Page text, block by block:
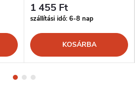
1 455 Ft
szállítási idő: 6-8 nap
KOSÁRBA